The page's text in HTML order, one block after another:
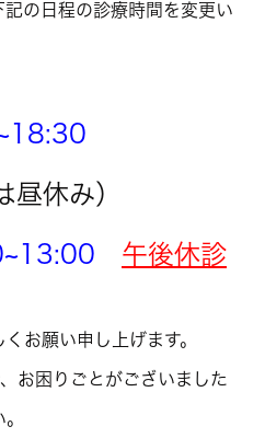
の日程の診療時間を変更い
休み）
午後休診
お願い申し上げます。
お困りごとがございました